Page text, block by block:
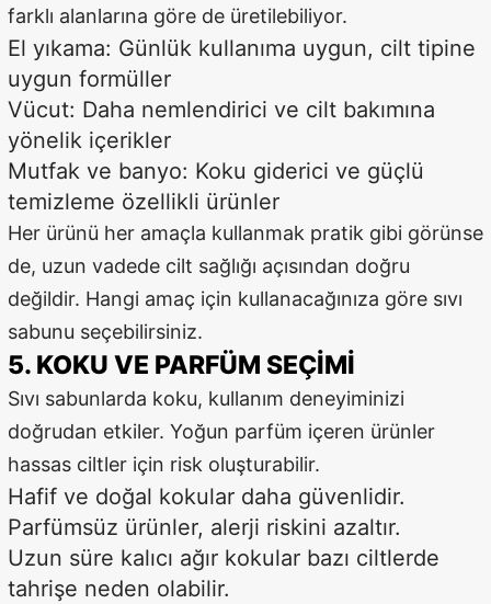
farklı alanlarına göre de üretilebiliyor.
El yıkama: Günlük kullanıma uygun, cilt tipine
uygun formüller
Vücut: Daha nemlendirici ve cilt bakımına
yönelik içerikler
Mutfak ve banyo: Koku giderici ve güçlü
temizleme özellikli ürünler
Her ürünü her amaçla kullanmak pratik gibi görünse
de, uzun vadede cilt sağlığı açısından doğru
değildir. Hangi amaç için kullanacağınıza göre sıvı
sabunu seçebilirsiniz.
5. KOKU VE PARFÜM SEÇIMI
Sıvı sabunlarda koku, kullanım deneyiminizi
doğrudan etkiler. Yoğun parfüm içeren ürünler
hassas ciltler için risk oluşturabilir.
Hafif ve doğal kokular daha güvenlidir.
Parfümsüz ürünler, alerji riskini azaltır.
Uzun süre kalıcı ağır kokular bazı ciltlerde
tahrişe neden olabilir.